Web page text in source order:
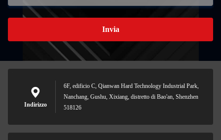
Invia
Indirizzo
6F, edificio C, Qianwan Hard Technology Industrial Park,
Nanchang, Gushu, Xixiang, distretto di Bao'an, Shenzhen
518126